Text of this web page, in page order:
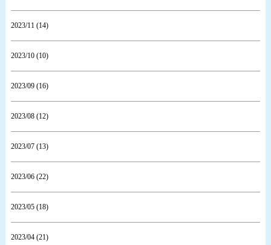
2023/11 (14)
2023/10 (10)
2023/09 (16)
2023/08 (12)
2023/07 (13)
2023/06 (22)
2023/05 (18)
2023/04 (21)